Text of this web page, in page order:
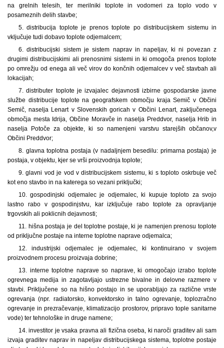
na grelnih telesih, ter merilniki toplote in vodomeri za toplo vodo v
posameznih delih stavbe;
5. distribucija toplote je prenos toplote po distribucijskem sistemu in
vključuje tudi dobavo toplote odjemalcem;
6. distribucijski sistem je sistem naprav in napeljav, ki ni povezan z
drugimi distribucijskimi ali prenosnimi sistemi in ki omogoča prenos toplote
po omrežju od enega ali več virov do končnih odjemalcev v več stavbah ali
lokacijah;
7. distributer toplote je izvajalec dejavnosti izbirne gospodarske javne
službe distribucije toplote na geografskem območju kraja Semič v Občini
Semič, naselja Lenart v Slovenskih goricah v Občini Lenart, zaključenega
območja mesta Idrija, Občine Moravče in naselja Preddvor, naselja Hrib in
naselja Potoče za objekte, ki so namenjeni varstvu starejših občanov,v
Občini Preddvor;
8. glavna toplotna postaja (v nadaljnjem besedilu: primarna postaja) je
postaja, v objektu, kjer se vrši proizvodnja toplote;
9. glavni vod je vod v distribucijskem sistemu, ki s toploto oskrbuje več
kot eno stavbo in na katerega so vezani priključki;
10. gospodinjski odjemalec je odjemalec, ki kupuje toploto za svojo
lastno rabo v gospodinjstvu, kar izključuje rabo toplote za opravljanje
trgovskih ali poklicnih dejavnosti;
11. hišna postaja je del toplotne postaje, ki je namenjen prenosu toplote
od priključne postaje na interne toplotne naprave odjemalca;
12. industrijski odjemalec je odjemalec, ki kontinuirano v svojem
proizvodnem procesu proizvaja dobrine;
13. interne toplotne naprave so naprave, ki omogočajo izrabo toplote
ogrevnega medija in zagotavljajo ustrezne bivalne in delovne razmere v
stavbi. Priključene so na hišno postajo in se uporabljajo za različne vrste
ogrevanja (npr. radiatorsko, konvektorsko in talno ogrevanje, toplozračno
ogrevanje in prezračevanje, klimatizacijo prostorov, pripravo tople sanitarne
vode) ter tehnološke in druge namene;
14. investitor je vsaka pravna ali fizična oseba, ki naroči graditev ali sam
izvaja graditev naprav in napeljav distribucijskega sistema, toplotne postaje